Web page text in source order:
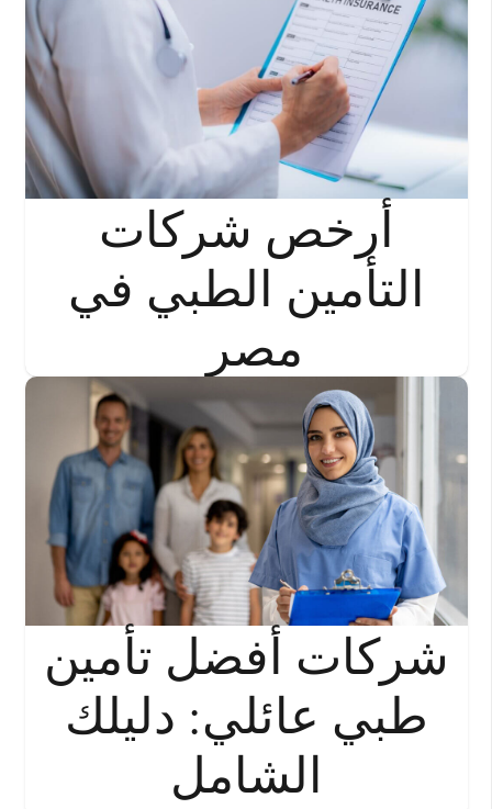
أرخص شركات
التأمين الطبي في
مصر
شركات أفضل تأمين
طبي عائلي: دليلك
الشامل